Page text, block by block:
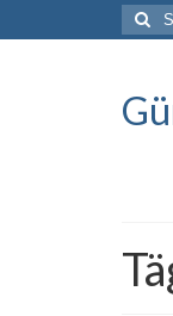
Suche
nach: